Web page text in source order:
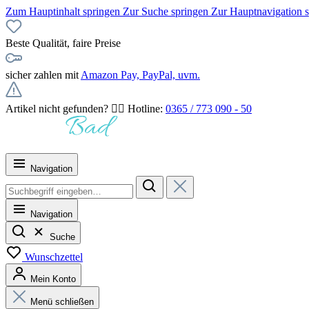
Zum Hauptinhalt springen Zur Suche springen Zur Hauptnavigation
Beste Qualität, faire Preise
sicher zahlen mit Amazon Pay, PayPal, uvm.
Artikel nicht gefunden? 👉🏻 Hotline: 0365 / 773 090 - 50
Navigation
Navigation
Suche
Wunschzettel
Mein Konto
Menü schließen